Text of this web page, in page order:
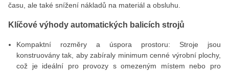
času, ale také snížení nákladů na materiál a obsluhu.
Klíčové výhody automatických balicích strojů
Kompaktní rozměry a úspora prostoru: Stroje jsou
konstruovány tak, aby zabíraly minimum cenné výrobní plochy,
což je ideální pro provozy s omezeným místem nebo pro